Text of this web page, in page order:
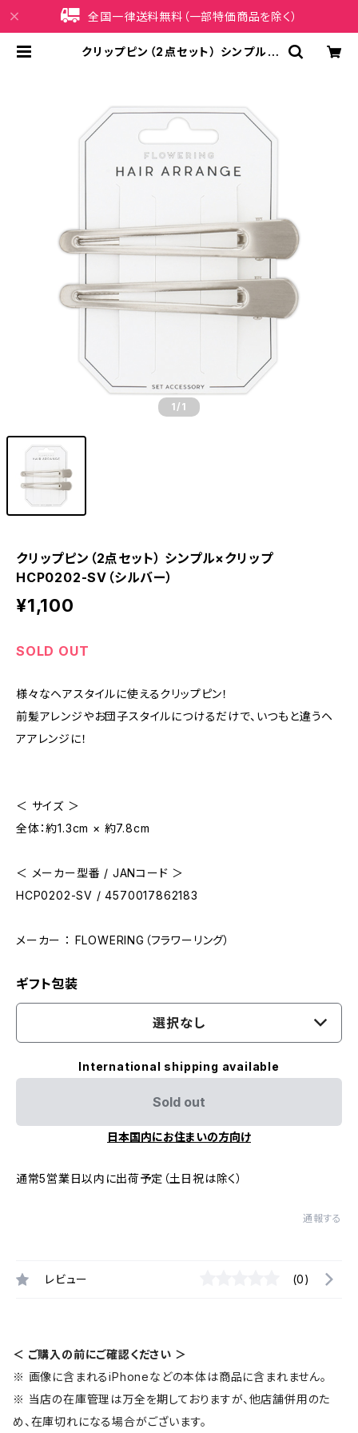
全国一律送料無料（一部特価商品を除く）
クリップピン（2点セット） シンプル×
1 /1
クリップピン（2点セット） シンプル×クリップ
HCP0202-SV（シルバー）
¥1,100
SOLD OUT
様々なヘアスタイルに使えるクリップピン！
前髪アレンジやお団子スタイルにつけるだけで、いつもと違うヘ
アアレンジに！
＜ サイズ ＞
全体：約1.3cm × 約7.8cm
＜ メーカー型番 / JANコード ＞
HCP0202-SV / 4570017862183
メーカー ： FLOWERING（フラワーリング）
ギフト包装
選択なし
International shipping available
Sold out
日本国内にお住まいの方向け
通常5営業日以内に出荷予定（土日祝は除く）
通報する
レビュー (0)
＜ ご購入の前にご確認ください ＞
※ 画像に含まれるiPhoneなどの本体は商品に含まれません。
※ 当店の在庫管理は万全を期しておりますが、他店舗併用のた
め、在庫切れになる場合がございます。